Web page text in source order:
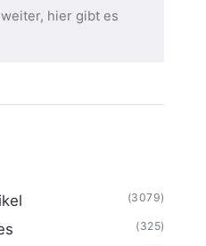
hier gibt es
(3079)
(325)